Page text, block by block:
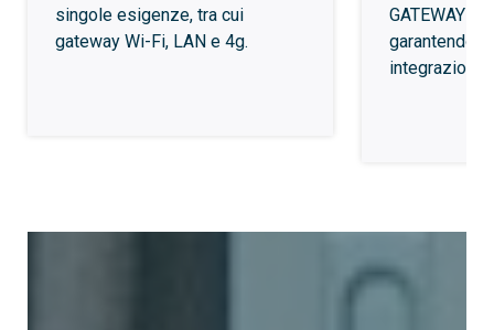
singole esigenze, tra cui
gateway Wi-Fi, LAN e 4g.
GATEWAY a
garantendo
integrazione.